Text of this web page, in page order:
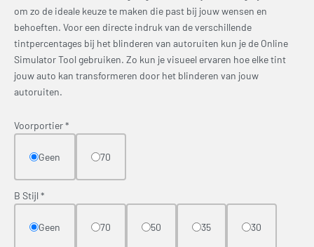
om zo de ideale keuze te maken die past bij jouw wensen en
behoeften. Voor een directe indruk van de verschillende
tintpercentages bij het blinderen van autoruiten kun je de Online
Simulator Tool gebruiken. Zo kun je visueel ervaren hoe elke tint
jouw auto kan transformeren door het blinderen van jouw
autoruiten.
Voorportier*
Geen 70
B Stijl *
Geen 70 50 35 30